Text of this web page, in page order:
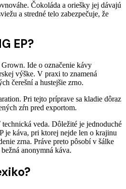
Čokoláda a oriešky jej dávajú
a stredné telo zabezpečuje, že
EP?
Ide o označenie kávy
výške. V praxi to znamená
čerešní a hustejšie zrno.
Pri tejto príprave sa kladie dôraz
zŕn pred exportom.
veda. Dôležité je jednoduché
je káva, pri ktorej nejde len o krajinu
zrna. Práve preto pôsobí v šálke
anonymná káva.